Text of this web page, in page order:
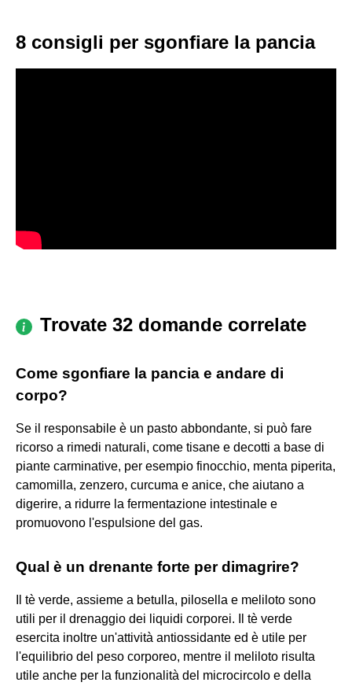
8 consigli per sgonfiare la pancia
Trovate 32 domande correlate
Come sgonfiare la pancia e andare di
corpo?
Se il responsabile è un pasto abbondante, si può fare
ricorso a rimedi naturali, come tisane e decotti a base di
piante carminative, per esempio finocchio, menta piperita,
camomilla, zenzero, curcuma e anice, che aiutano a
digerire, a ridurre la fermentazione intestinale e
promuovono l'espulsione del gas.
Qual è un drenante forte per dimagrire?
Il tè verde, assieme a betulla, pilosella e meliloto sono
utili per il drenaggio dei liquidi corporei. Il tè verde
esercita inoltre un'attività antiossidante ed è utile per
l'equilibrio del peso corporeo, mentre il meliloto risulta
utile anche per la funzionalità del microcircolo e della